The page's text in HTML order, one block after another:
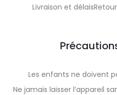
Livraison et
Les enfants ne doivent
Ne jamais laisser l’appareil